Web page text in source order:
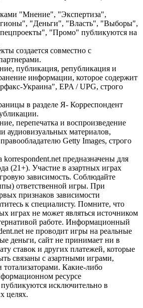
"Мнение", "Экспертиза",
"Деньги", "Власть", "Выборы",
"Промо" публикуются на
создается совместно с
публикация, републикация и
информации, которое содержит
Украина", EPA / UPG, строго
в разделе Я- Корреспондент
перепечатка и воспроизведение
аудиовизуальных материалов,
Getty Images, строго
предназначены для
(21+). Участие в азартных играх
зависимость. Соблюдайте
ответственной игры. При
признаков зависимости
к специалисту. Помните, что
играх не может являться источником
работе. Информационный
не проводит игры на реальные
деньги, сайт не принимает ни в
ставок и других платежей, которые
связаны с азартными играми,
тотализаторами. Какие-либо
ресурсе
исключительно в
целях.